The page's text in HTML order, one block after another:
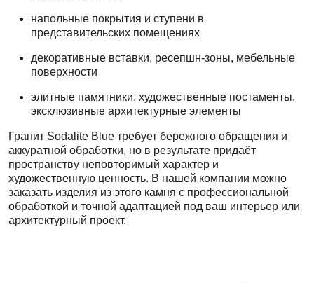
напольные покрытия и ступени в
представительских помещениях
декоративные вставки, ресепшн-зоны, мебельные
поверхности
элитные памятники, художественные постаменты,
эксклюзивные архитектурные элементы
Гранит Sodalite Blue требует бережного обращения и
аккуратной обработки, но в результате придаёт
пространству неповторимый характер и
художественную ценность. В нашей компании можно
заказать изделия из этого камня с профессиональной
обработкой и точной адаптацией под ваш интерьер или
архитектурный проект.